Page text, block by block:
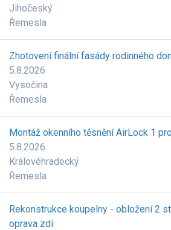
Jihočeský
Řemesla
Zhotovení finální fasády rodinného
5.8.2026
Vysočina
Řemesla
Montáž okenního těsnění AirLock 1
5.8.2026
Královéhradecký
Řemesla
Rekonstrukce koupelny - obložení 2
oprava zdí